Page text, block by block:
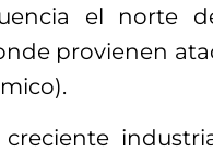
el norte
provienen